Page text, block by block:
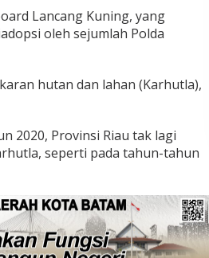
Lancang Kuning, yang
oleh sejumlah Polda
hutan dan lahan (Karhutla),
2020, Provinsi Riau tak lagi
seperti pada tahun-tahun